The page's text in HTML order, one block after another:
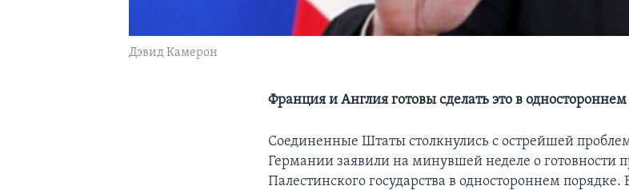
Дэвид Камерон
Франция и Англия готовы сделать это в
Соединенные Штаты столкнулись с острейшей
Германии заявили на минувшей неделе о готовности
Палестинского государства в одностороннем порядке.